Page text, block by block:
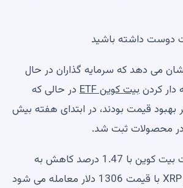
داشته باشید
می دهد که سرمایه گذاران در حال
کردنبیت کوین ETF
در حالی که
بهبود قیمت بودند، در ابتدای هفته بیش
تا زمان انتشار، قیمت بیت کوین با 1.47 درصد کاهش به
68360 دلار رسید و XRP با قیمت 1306 دلار معامله می شود